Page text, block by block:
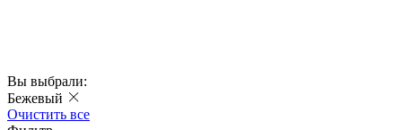
Вы выбрали:
Бежевый
Очистить все